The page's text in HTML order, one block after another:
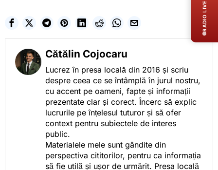
Cătălin Cojocaru
Lucrez în presa locală din 2016 și scriu
despre ceea ce se întâmplă în jurul nostru,
cu accent pe oameni, fapte și informații
prezentate clar și corect. Încerc să explic
lucrurile pe înțelesul tuturor și să ofer
context pentru subiectele de interes
public.
Materialele mele sunt gândite din
perspectiva cititorilor, pentru ca informația
să fie utilă și ușor de urmărit. Presa locală
RADIO LIVE